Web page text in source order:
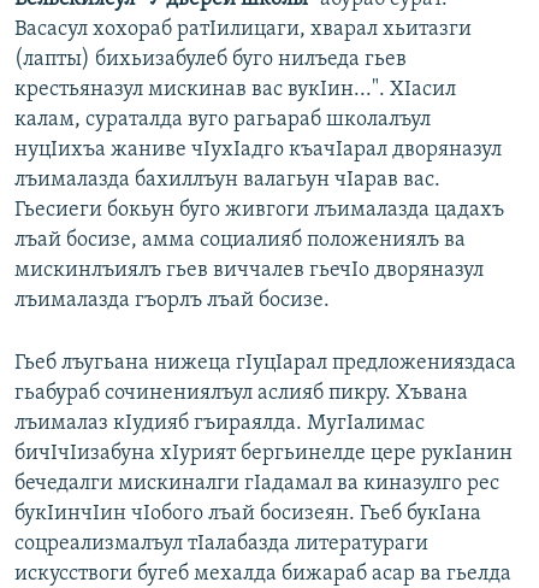
Васасул хохораб ратIилицаги, хварал хьитазги
(лапты) бихьизабулеб буго нилъеда гьев
крестьяназул мискинав вас вукIин...". ХIасил
калам, сураталда вуго рагьараб школалъул
нуцIихъа жаниве чIухIадго къачIарал дворяназул
лъималазда бахиллъун валагьун чIарав вас.
Гьесиеги бокьун буго живгоги лъималазда цадахъ
лъай босизе, амма социалияб положениялъ ва
мискинлъиялъ гьев виччалев гьечIо дворяназул
лъималазда гъорлъ лъай босизе.
Гьеб лъугьана нижеца гIуцIарал предложенияздаса
гьабураб сочинениялъул аслияб пикру. Хъвана
лъималаз кIудияб гъираялда. МугIалимас
бичIчIизабуна хIурият бергьинелде цере рукIанин
бечедалги мискиналги гIадамал ва киназулго рес
букIинчIин чIобого лъай босизеян. Гьеб букIана
соцреализмалъул тIалабазда литератураги
искусствоги бугеб мехалда бижараб асар ва гьелда